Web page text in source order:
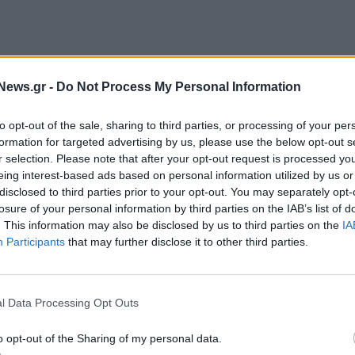
- Do Not Process My Personal Information
opt-out of the sale, sharing to third parties, or processing of your
for targeted advertising by us, please use the below opt-out
selection. Please note that after your opt-out request is processed
interest-based ads based on personal information utilized by us
to third parties prior to your opt-out. You may separately
of your personal information by third parties on the IAB’s list of
This information may also be disclosed by us to third parties on the
Participants that may further disclose it to other third parties.
Data Processing Opt Outs
opt-out of the Sharing of my personal data.
εταιρειών στην τεχνητή νοημοσύνη, οι
φέτος, ασκούν ολοένα μεγαλύτερη πίεση
αυτές αποδίδουν και να αντισταθμίσουν το
στις δραστηριότητές τους. Η Amazon και η
εργαζομένους μέσα στη χρονιά. Η Microsoft
μια δύσκολη περίοδο κατά την οποία η μετοχή της
του 2026, καταγράφοντας τη χειρότερη
προσφέρει προγράμματα εθελουσίας αποχώρησης